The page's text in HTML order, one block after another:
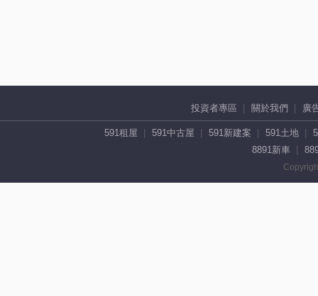
投資者專區 關於我們 廣
591租屋 591中古屋 591新建案 591土地
8891新車